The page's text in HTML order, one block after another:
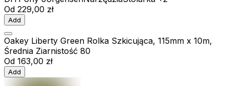
Od 229,00 zł
Add
Oakey Liberty Green Rolka Szkicująca, 115mm x 10m,
Średnia Ziarnistość 80
Od 163,00 zł
Add